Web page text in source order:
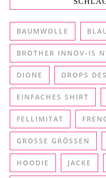
BAUMWOLLE
BROTHER INNOV-IS
DIONE DROPS
EINFACHES SHIRT
FELLIMITAT
GROSSE GRÖSSEN
HOODIE JACKE